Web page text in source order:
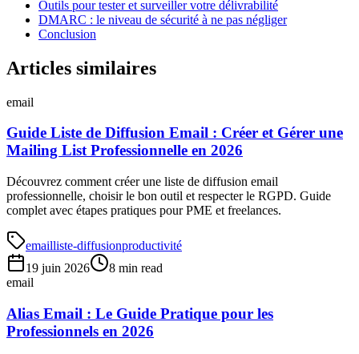
Outils pour tester et surveiller votre délivrabilité
DMARC : le niveau de sécurité à ne pas négliger
Conclusion
Articles similaires
email
Guide Liste de Diffusion Email : Créer et Gérer une
Mailing List Professionnelle en 2026
Découvrez comment créer une liste de diffusion email
professionnelle, choisir le bon outil et respecter le RGPD. Guide
complet avec étapes pratiques pour PME et freelances.
emailliste-diffusionproductivité
19 juin 2026
8 min read
email
Alias Email : Le Guide Pratique pour les
Professionnels en 2026